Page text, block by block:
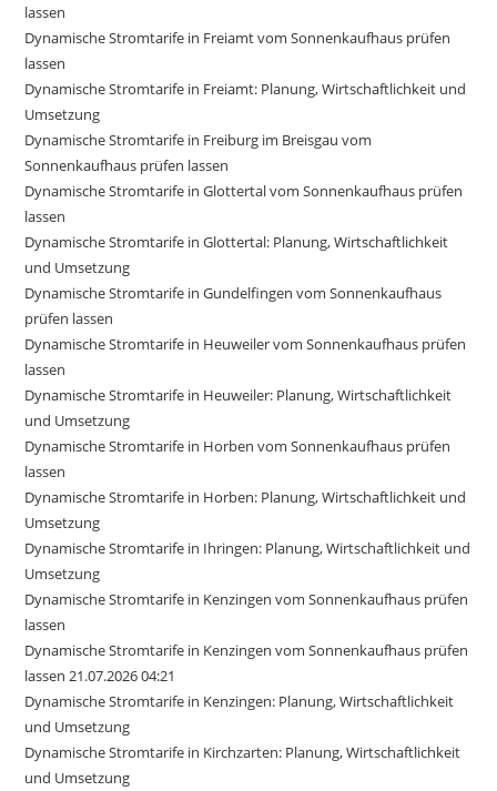
lassen
Dynamische Stromtarife in Freiamt vom Sonnenkaufhaus prüfen
lassen
Dynamische Stromtarife in Freiamt: Planung, Wirtschaftlichkeit und
Umsetzung
Dynamische Stromtarife in Freiburg im Breisgau vom
Sonnenkaufhaus prüfen lassen
Dynamische Stromtarife in Glottertal vom Sonnenkaufhaus prüfen
lassen
Dynamische Stromtarife in Glottertal: Planung, Wirtschaftlichkeit
und Umsetzung
Dynamische Stromtarife in Gundelfingen vom Sonnenkaufhaus
prüfen lassen
Dynamische Stromtarife in Heuweiler vom Sonnenkaufhaus prüfen
lassen
Dynamische Stromtarife in Heuweiler: Planung, Wirtschaftlichkeit
und Umsetzung
Dynamische Stromtarife in Horben vom Sonnenkaufhaus prüfen
lassen
Dynamische Stromtarife in Horben: Planung, Wirtschaftlichkeit und
Umsetzung
Dynamische Stromtarife in Ihringen: Planung, Wirtschaftlichkeit und
Umsetzung
Dynamische Stromtarife in Kenzingen vom Sonnenkaufhaus prüfen
lassen
Dynamische Stromtarife in Kenzingen vom Sonnenkaufhaus prüfen
lassen 21.07.2026 04:21
Dynamische Stromtarife in Kenzingen: Planung, Wirtschaftlichkeit
und Umsetzung
Dynamische Stromtarife in Kirchzarten: Planung, Wirtschaftlichkeit
und Umsetzung